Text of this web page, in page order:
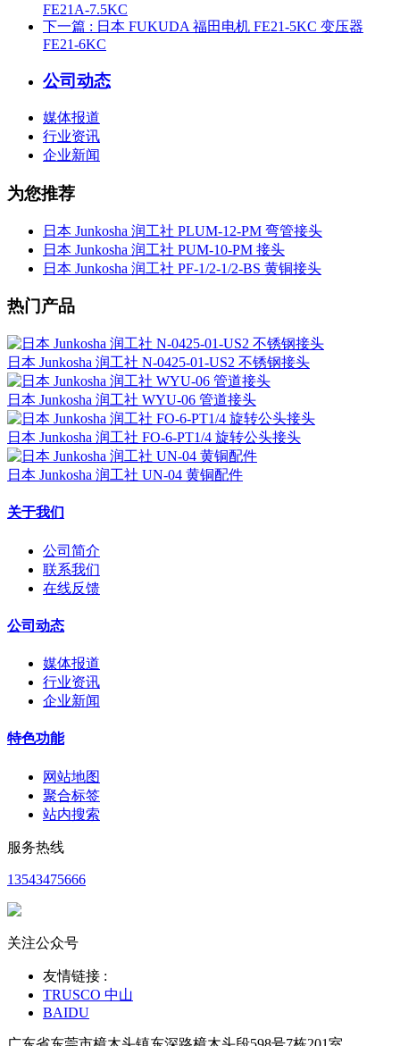
FE21A-7.5KC
下一篇 : 日本 FUKUDA 福田电机 FE21-5KC 变压器
FE21-6KC
公司动态
媒体报道
行业资讯
企业新闻
为您推荐
日本 Junkosha 润工社 PLUM-12-PM 弯管接头
日本 Junkosha 润工社 PUM-10-PM 接头
日本 Junkosha 润工社 PF-1/2-1/2-BS 黄铜接头
热门产品
日本 Junkosha 润工社 N-0425-01-US2 不锈钢接头
日本 Junkosha 润工社 WYU-06 管道接头
日本 Junkosha 润工社 FO-6-PT1/4 旋转公头接头
日本 Junkosha 润工社 UN-04 黄铜配件
关于我们
公司简介
联系我们
在线反馈
公司动态
媒体报道
行业资讯
企业新闻
特色功能
网站地图
聚合标签
站内搜索
服务热线
13543475666
关注公众号
友情链接 :
TRUSCO 中山
BAIDU